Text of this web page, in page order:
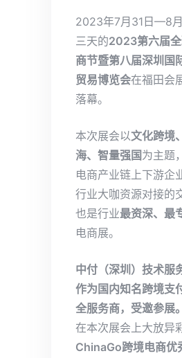
2023年7月31日—8
三天的2023第六届
商节暨第八届深圳国
贸易博览会在福田会
落幕。
本次展会以文化跨境
海、智量强国为主题
电商产业链上下游企
行业大咖资源对接的
也是行业最资深、最
电商展。
中付（深圳）技术服
作为国内知名跨境支
全服务商，受邀参展。
在本次展会上大放异
ChinaGo跨境电商优